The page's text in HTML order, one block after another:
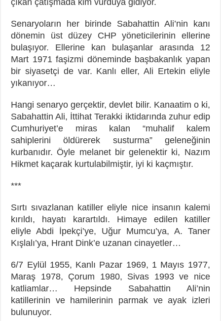
Senaryoların her birinde Sabahattin Ali’nin kanı
dönemin üst düzey CHP yöneticilerinin ellerine
bulaşıyor. Ellerine kan bulaşanlar arasında 12
Mart 1971 faşizmi döneminde başbakanlık yapan
bir siyasetçi de var. Kanlı eller, Ali Ertekin eliyle
yıkanıyor…
Hangi senaryo gerçektir, devlet bilir. Kanaatim o ki,
Sabahattin Ali, İttihat Terakki iktidarında zuhur edip
Cumhuriyet’e miras kalan “muhalif kalem
sahiplerini öldürerek susturma” geleneğinin
kurbanıdır. Öyle melanet bir gelenektir ki, Nazım
Hikmet kaçarak kurtulabilmiştir, iyi ki kaçmıştır.
***
Sırtı sıvazlanan katiller eliyle nice insanın kalemi
kırıldı, hayatı karartıldı. Himaye edilen katiller
eliyle Abdi İpekçi’ye, Uğur Mumcu’ya, A. Taner
Kışlalı’ya, Hrant Dink’e uzanan cinayetler…
6/7 Eylül 1955, Kanlı Pazar 1969, 1 Mayıs 1977,
Maraş 1978, Çorum 1980, Sivas 1993 ve nice
katliamlar… Hepsinde Sabahattin Ali’nin
katillerinin ve hamilerinin parmak ve ayak izleri
bulunuyor.